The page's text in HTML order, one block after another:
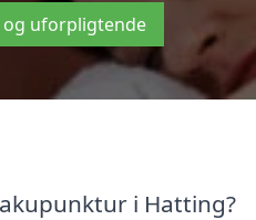
og uforpligtende
i Hatting?